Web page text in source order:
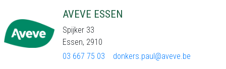
AVEVE ESSEN
Spijker 33
Essen, 2910
03 667 75 03
donkers.paul@aveve.be